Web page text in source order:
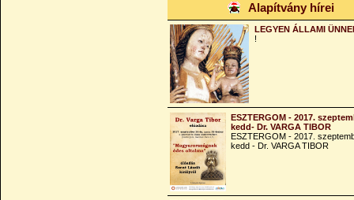
Alapítvány hírei
LEGYEN ÁLLAMI
!
ESZTERGOM - 2017.
kedd- Dr. VARGA TIBOR
ESZTERGOM - 2017.
kedd - Dr. VARGA TIBOR